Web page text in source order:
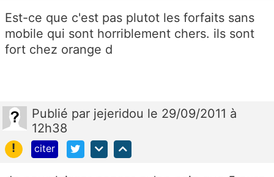
Est-ce que c'est pas plutot les forfaits sans
mobile qui sont horriblement chers. ils sont
fort chez orange d
Publié par jejeridou le 29/09/2011 à
12h38
!
citer